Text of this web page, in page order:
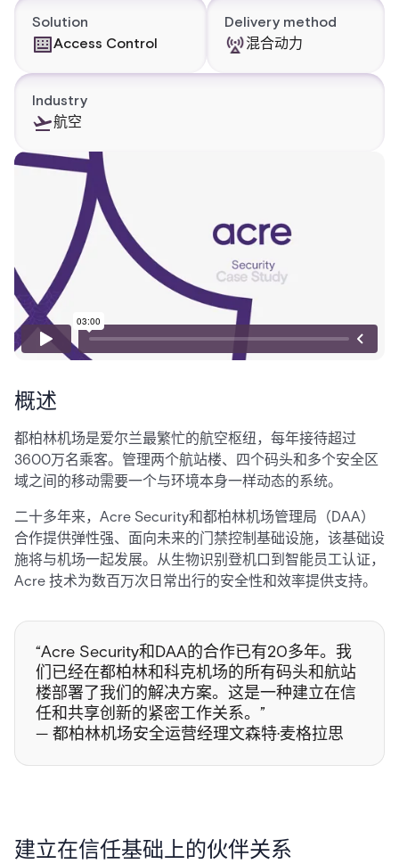
Solution
Access Control
Delivery method
混合动力
Industry
航空
概述
都柏林机场是爱尔兰最繁忙的航空枢纽，每年接待超过
3600万名乘客。管理两个航站楼、四个码头和多个安全区
域之间的移动需要一个与环境本身一样动态的系统。
二十多年来，Acre Security和都柏林机场管理局（DAA）
合作提供弹性强、面向未来的门禁控制基础设施，该基础设
施将与机场一起发展。从生物识别登机口到智能员工认证，
Acre 技术为数百万次日常出行的安全性和效率提供支持。
“Acre Security和DAA的合作已有20多年。我
们已经在都柏林和科克机场的所有码头和航站
楼部署了我们的解决方案。这是一种建立在信
任和共享创新的紧密工作关系。”
— 都柏林机场安全运营经理文森特·麦格拉思
建立在信任基础上的伙伴关系